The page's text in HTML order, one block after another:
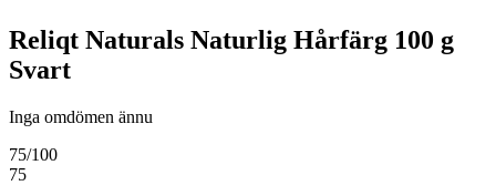
Reliqt Naturals Naturlig Hårfärg 100 g
Svart
Inga omdömen ännu
75/100
75